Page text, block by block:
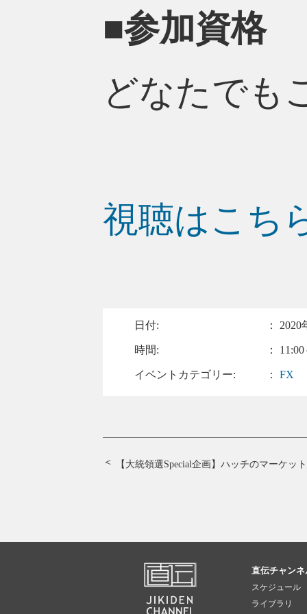
■参加資格
どなたでも
視聴はこち
日付: ： 2020
時間: ：
イベントカテゴリー: ：FX
【大統領選Special企画】ハッチのマーケッ
直伝チャン
スケジュール
ライブラリ